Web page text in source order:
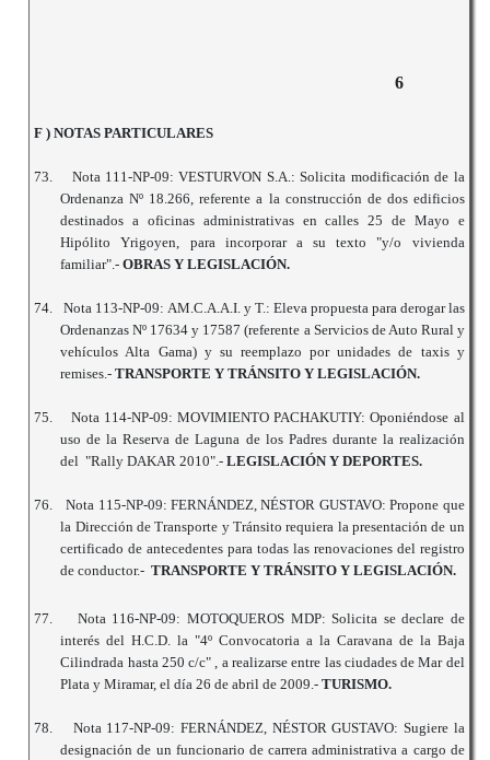
6
F ) NOTAS PARTICULARES
73.
Nota 111-NP-09: VESTURVON S.A.: Solicita modificación de la
Ordenanza Nº 18.266, referente a la construcción de dos edificios
destinados a oficinas administrativas en calles 25 de Mayo e
Hipólito Yrigoyen, para incorporar a su texto "y/o vivienda
familiar".-OBRAS Y LEGISLACIÓN.
74.
Nota 113-NP-09: AM.C.A.A.I. y T.: Eleva propuesta para derogar las
Ordenanzas Nº 17634 y 17587 (referente a Servicios de Auto Rural y
vehículos Alta Gama) y su reemplazo por unidades de taxis y
remises.-TRANSPORTE Y TRÁNSITO Y LEGISLACIÓN.
75.
Nota 114-NP-09: MOVIMIENTO PACHAKUTIY: Oponiéndose al
uso de la Reserva de Laguna de los Padres durante la realización
del "Rally DAKAR 2010".-LEGISLACIÓN Y DEPORTES.
76.
Nota 115-NP-09: FERNÁNDEZ, NÉSTOR GUSTAVO: Propone que
la Dirección de Transporte y Tránsito requiera la presentación de un
certificado de antecedentes para todas las renovaciones del registro
de conductor.-TRANSPORTE Y TRÁNSITO Y LEGISLACIÓN.
77.
Nota 116-NP-09: MOTOQUEROS MDP: Solicita se declare de
interés del H.C.D. la "4º Convocatoria a la Caravana de la Baja
Cilindrada hasta 250 c/c" , a realizarse entre las ciudades de Mar del
Plata y Miramar, el día 26 de abril de 2009.-TURISMO.
78.
Nota 117-NP-09: FERNÁNDEZ, NÉSTOR GUSTAVO: Sugiere la
designación de un funcionario de carrera administrativa a cargo de